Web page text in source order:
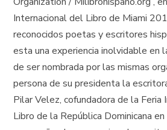
Internacional del Libro de Miami
reconocidos poetas y escritores
esta una experiencia inolvidable en
de ser nombrada por las mismas
persona de su presidenta la
Pilar Velez, cofundadora de la Feria
Libro de la República Dominicana